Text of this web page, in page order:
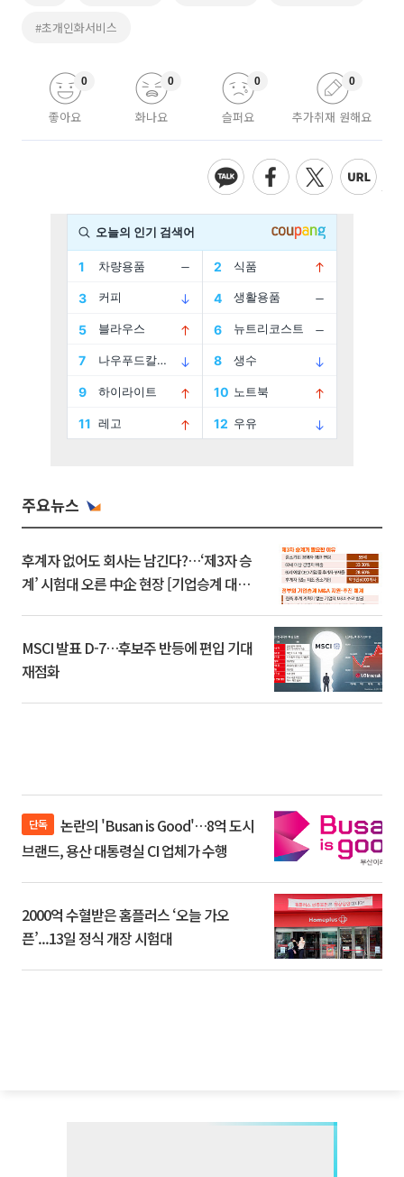
#초개인화서비스
좋아요
0
화나요
0
슬퍼요
0
추가취재 원해요
0
주요뉴스
후계자 없어도 회사는 남긴다?…‘제3자 승
계’ 시험대 오른 中企 현장 [기업승계 대전
MSCI 발표 D-7…후보주 반등에 편입 기대
재점화
단독
브랜드, 용산 대통령실 CI 업체가 수행
2000억 수혈받은 홈플러스 ‘오늘 가오
픈’...13일 정식 개장 시험대